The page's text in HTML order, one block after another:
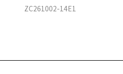
ZC261002-14E1